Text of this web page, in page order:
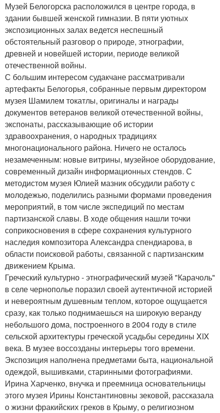
Музей Белогорска расположился в центре города, в
здании бывшей женской гимназии. В пяти уютных
экспозиционных залах ведется неспешный
обстоятельный разговор о природе, этнографии,
древней и новейшей истории, периоде великой
отечественной войны.
С большим интересом судакчане рассматривали
артефакты Белогорья, собранные первым директором
музея Шамилем токатлы, оригиналы и награды
документов ветеранов великой отечественной войны,
экспонаты, рассказывающие об истории
здравоохранения, о народных традициях
многонационального района. Ничего не осталось
незамеченным: новые витрины, музейное оборудование,
современный дизайн информационных стендов. С
методистом музея Юлией мазник обсудили работу с
молодежью, поделились разными формами проведения
мероприятий, в том числе экспедиций по местам
партизанской славы. В ходе общения нашли точки
соприкосновения в сфере сохранения культурного
наследия композитора Александра спендиарова, в
области поисковой работы, связанной с партизанским
движением Крыма.
Греческий культурно - этнографический музей "Карачоль"
в селе чернополье поразил своей аутентичной историей
и невероятным душевным теплом, которое ощущается
сразу, как только поднимаешься на широкую веранду
небольшого дома, построенного в 2004 году в стиле
сельской архитектуры греческой усадьбы середины XIX
века. В музее воссозданы интерьеры того времени.
Экспозиция наполнена предметами быта, национальной
одеждой, вышивками, старинными фотографиями.
Ирина Харченко, внучка и преемница основательницы
этого музея Ирины Константиновны зековой, рассказала
о жизни фракийских греков в Крыму, о религиозном